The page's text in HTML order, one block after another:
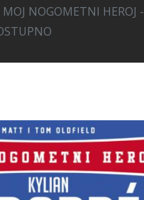
NOGOMETNI HEROJ -